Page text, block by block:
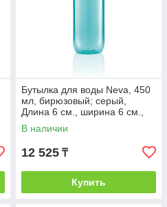
Бутылка для воды Neva, 450
мл, бирюзовый; серый,
Длина 6 см., ширина 6 см.,
высота 22,2 см., диаметр 6,2
см.,
В наличии
12 525 ₸
Купить